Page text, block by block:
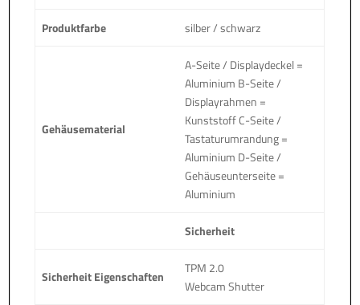
Produktfarbe silber / schwarz
Gehäusematerial
A-Seite / Displaydeckel =
Aluminium B-Seite /
Displayrahmen =
Kunststoff C-Seite /
Tastaturumrandung =
Aluminium D-Seite /
Gehäuseunterseite =
Aluminium
Sicherheit
Sicherheit Eigenschaften
TPM 2.0
Webcam Shutter